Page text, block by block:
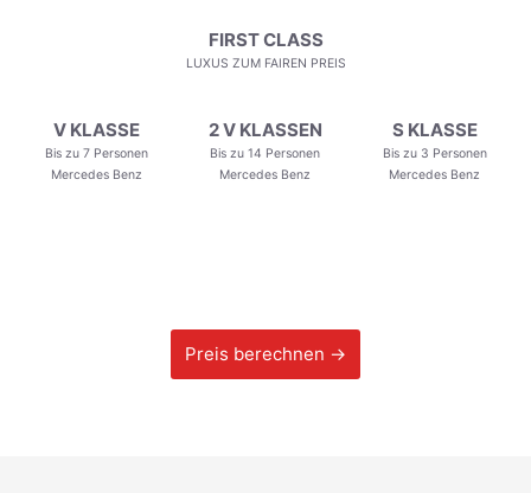
FIRST CLASS
LUXUS ZUM FAIREN PREIS
V KLASSE
Bis zu 7 Personen
Mercedes Benz
2 V KLASSEN
Bis zu 14 Personen
Mercedes Benz
S KLASSE
Bis zu 3 Personen
Mercedes Benz
Preis berechnen →